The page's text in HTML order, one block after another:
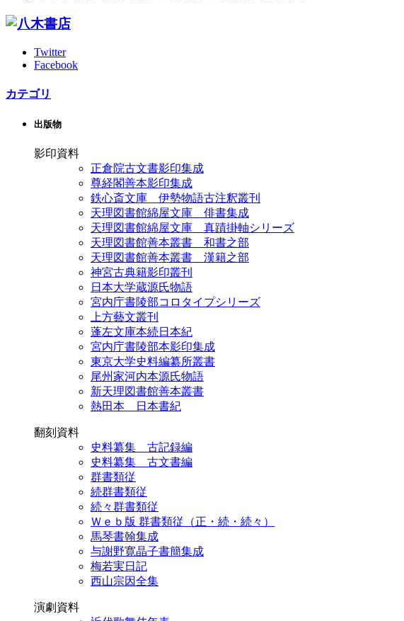
Twitter
Facebook
カテゴリ
出版物
影印資料
正倉院古文書影印集成
尊経閣善本影印集成
鉄心斎文庫 伊勢物語古注釈叢刊
天理図書館綿屋文庫 俳書集成
天理図書館綿屋文庫 真蹟掛軸シリーズ
天理図書館善本叢書 和書之部
天理図書館善本叢書 漢籍之部
神宮古典籍影印叢刊
日本大学蔵源氏物語
宮内庁書陵部コロタイプシリーズ
上方藝文叢刊
蓬左文庫本続日本紀
宮内庁書陵部本影印集成
東京大学史料編纂所叢書
尾州家河内本源氏物語
新天理図書館善本叢書
熱田本 日本書紀
翻刻資料
史料纂集 古記録編
史料纂集 古文書編
群書類従
続群書類従
続々群書類従
Ｗｅｂ版 群書類従（正・続・続々）
馬琴書翰集成
与謝野寛晶子書簡集成
梅若実日記
西山宗因全集
演劇資料